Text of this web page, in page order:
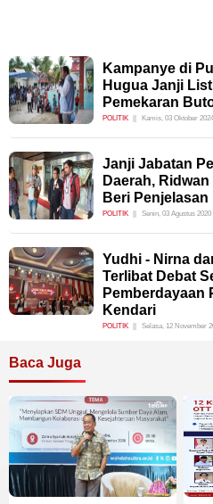
Kampanye di
Hugua Janji
Pemekaran
POLITIK Kamis, 03 Oktober 2024
Janji Jabatan
Daerah,
Beri Penjelasan
POLITIK Senin, 03 Agustus 2020
Yudhi - Nirna
Terlibat Debat
Pemberdayaan
Kendari
POLITIK Selasa, 12 November
Baca Juga